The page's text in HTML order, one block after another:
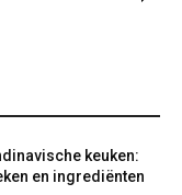
keuken:
en ingrediënten